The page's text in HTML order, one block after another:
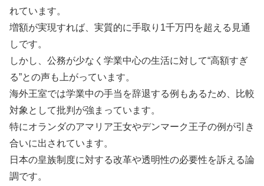
れています。
増額が実現すれば、実質的に手取り1千万円を超える見通
しです。
しかし、公務が少なく学業中心の生活に対して“高額すぎ
る”との声も上がっています。
海外王室では学業中の手当を辞退する例もあるため、比較
対象として批判が強まっています。
特にオランダのアマリア王女やデンマーク王子の例が引き
合いに出されています。
日本の皇族制度に対する改革や透明性の必要性を訴える論
調です。